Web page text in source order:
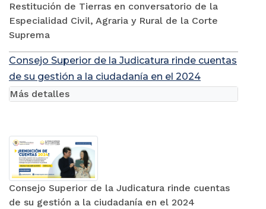
Restitución de Tierras en conversatorio de la
Especialidad Civil, Agraria y Rural de la Corte
Suprema
Consejo Superior de la Judicatura rinde cuentas
de su gestión a la ciudadanía en el 2024
Consejo Superior de la Judicatura rinde cuentas
de su gestión a la ciudadanía en el 2024
Más detalles